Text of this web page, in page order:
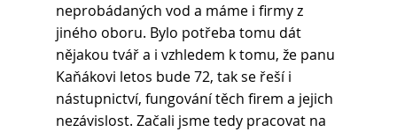
neprobádaných vod a máme i firmy z
jiného oboru. Bylo potřeba tomu dát
nějakou tvář a i vzhledem k tomu, že panu
Kaňákovi letos bude 72, tak se řeší i
nástupnictví, fungování těch firem a jejich
nezávislost. Začali jsme tedy pracovat na